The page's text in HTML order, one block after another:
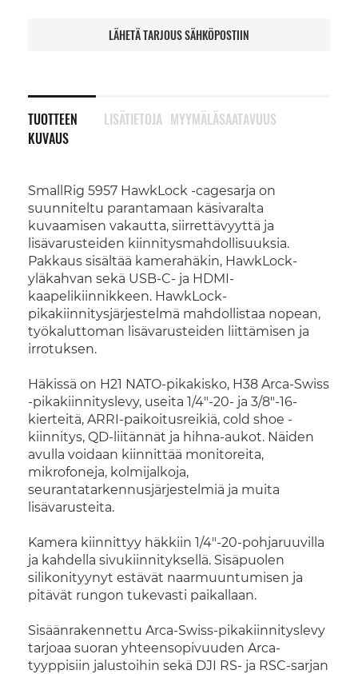
LÄHETÄ TARJOUS SÄHKÖPOSTIIN
TUOTTEEN
KUVAUS
SmallRig 5957 HawkLock -cagesarja on
suunniteltu parantamaan käsivaralta
kuvaamisen vakautta, siirrettävyyttä ja
lisävarusteiden kiinnitysmahdollisuuksia.
Pakkaus sisältää kamerahäkin, HawkLock-
yläkahvan sekä USB-C- ja HDMI-
kaapelikiinnikkeen. HawkLock-
pikakiinnitysjärjestelmä mahdollistaa nopean,
työkaluttoman lisävarusteiden liittämisen ja
irrotuksen.
Häkissä on H21 NATO-pikakisko, H38 Arca-Swiss
-pikakiinnityslevy, useita 1/4"-20- ja 3/8"-16-
kierteitä, ARRI-paikoitusreikiä, cold shoe -
kiinnitys, QD-liitännät ja hihna-aukot. Näiden
avulla voidaan kiinnittää monitoreita,
mikrofoneja, kolmijalkoja,
seurantatarkennusjärjestelmiä ja muita
lisävarusteita.
Kamera kiinnittyy häkkiin 1/4"-20-pohjaruuvilla
ja kahdella sivukiinnityksellä. Sisäpuolen
silikonityynyt estävät naarmuuntumisen ja
pitävät rungon tukevasti paikallaan.
Sisäänrakennettu Arca-Swiss-pikakiinnityslevy
tarjoaa suoran yhteensopivuuden Arca-
tyyppisiin jalustoihin sekä DJI RS- ja RSC-sarjan
LISÄTIETOJA MYYMÄLÄSAATAVUUS